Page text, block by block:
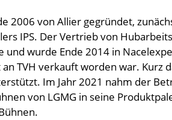
2006 von Allier gegründet,
IPS. Der Vertrieb von
und wurde Ende 2014 in
an TVH verkauft worden war. Kurz
Im Jahr 2021 nahm der
von LGMG in seine